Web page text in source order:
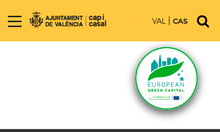
VAL CAS